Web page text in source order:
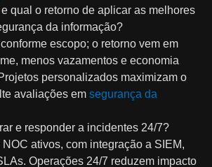
qual o retorno de aplicar as melhores
da informação?
escopo; o retorno vem em
menos vazamentos e economia
personalizados maximizam o
avaliações em segurança da
e responder a incidentes 24/7?
ativos, com integração a SIEM,
Operações 24/7 reduzem impacto